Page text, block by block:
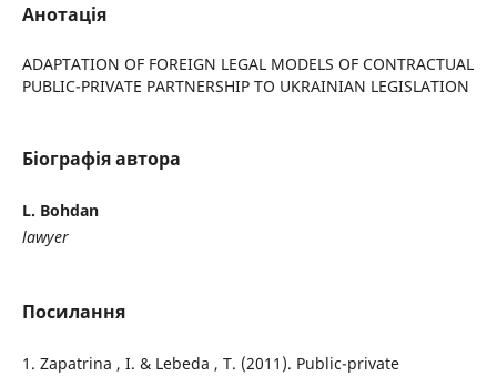
Анотація
ADAPTATION OF FOREIGN LEGAL MODELS OF CONTRACTUAL
PUBLIC-PRIVATE PARTNERSHIP TO UKRAINIAN LEGISLATION
Біографія автора
L. Bohdan
lawyer
Посилання
1. Zapatrina , I. & Lebeda , T. (2011). Public-private